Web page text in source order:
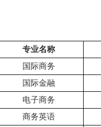
专业名称
国际商务
国际金融
电子商务
商务英语